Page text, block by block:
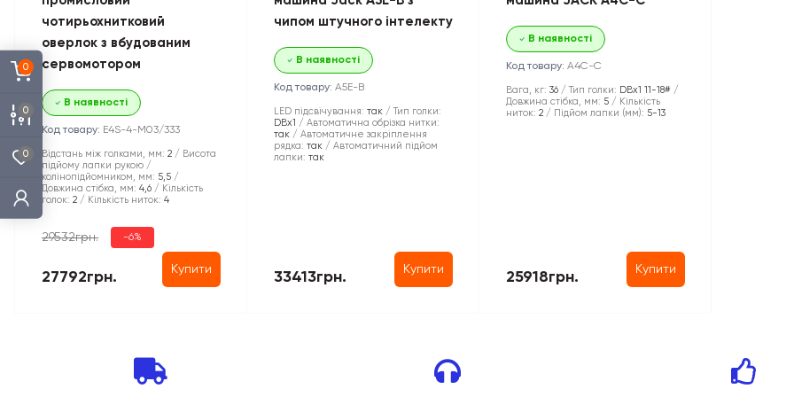
0
0
0
чотирьохнитковий
оверлок з вбудованим
сервомотором
В наявності
Код товару: E4S-4-M03/333
Відстань між голками, мм: 2
Висота
підйому лапки рукою /
колінопідйомником, мм: 5,5
Довжина стібка, мм: 4,6
Кількість
голок: 2 Кількість ниток: 4
29532грн. -6%
27792грн. Купити
чипом штучного інтелекту
В наявності
Код товару: A5E-B
LED підсвічування: так
Тип голки:
DBx1
Автоматична обрізка нитки:
так
Автоматичне закріплення
рядка: так
Автоматичний підйом
лапки: так
33413грн. Купити
В наявності
Код товару: A4C-С
Вага, кг: 36 Тип голки: DBx1 11-18#
Довжина стібка, мм: 5
Кількість
ниток: 2 Підйом лапки (мм): 5-13
25918грн. Купити